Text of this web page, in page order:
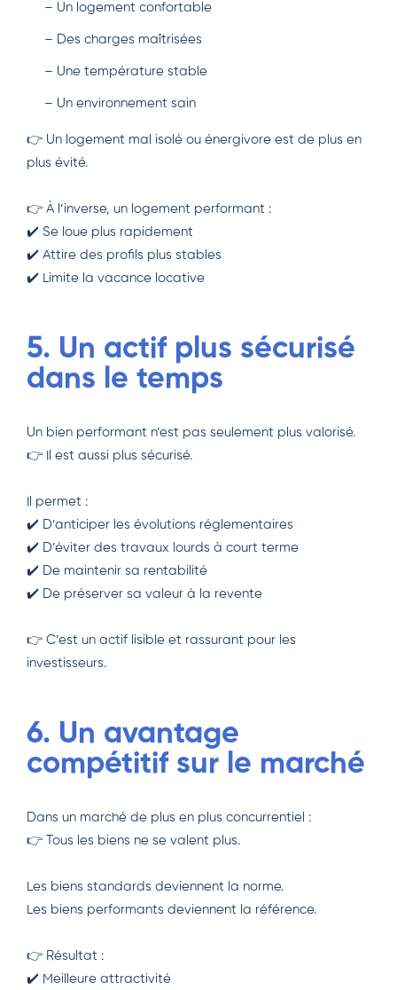
– Un logement confortable
– Des charges maîtrisées
– Une température stable
– Un environnement sain
👉 Un logement mal isolé ou énergivore est de plus en
plus évité.
👉 À l’inverse, un logement performant :
✔️ Se loue plus rapidement
✔️ Attire des profils plus stables
✔️ Limite la vacance locative
5. Un actif plus sécurisé
dans le temps
Un bien performant n’est pas seulement plus valorisé.
👉 Il est aussi plus sécurisé.
Il permet :
✔️ D’anticiper les évolutions réglementaires
✔️ D’éviter des travaux lourds à court terme
✔️ De maintenir sa rentabilité
✔️ De préserver sa valeur à la revente
👉 C’est un actif lisible et rassurant pour les
investisseurs.
6. Un avantage
compétitif sur le marché
Dans un marché de plus en plus concurrentiel :
👉 Tous les biens ne se valent plus.
Les biens standards deviennent la norme.
Les biens performants deviennent la référence.
👉 Résultat :
✔️ Meilleure attractivité